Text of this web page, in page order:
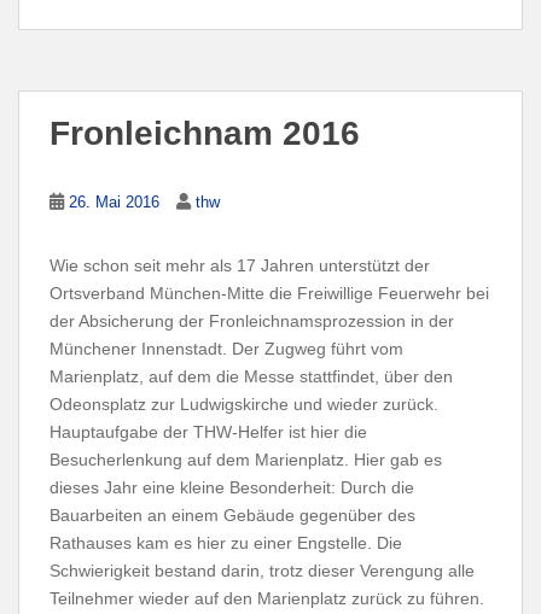
Fronleichnam 2016
26. Mai 2016 thw
Wie schon seit mehr als 17 Jahren unterstützt der
Ortsverband München-Mitte die Freiwillige Feuerwehr bei
der Absicherung der Fronleichnamsprozession in der
Münchener Innenstadt. Der Zugweg führt vom
Marienplatz, auf dem die Messe stattfindet, über den
Odeonsplatz zur Ludwigskirche und wieder zurück.
Hauptaufgabe der THW-Helfer ist hier die
Besucherlenkung auf dem Marienplatz. Hier gab es
dieses Jahr eine kleine Besonderheit: Durch die
Bauarbeiten an einem Gebäude gegenüber des
Rathauses kam es hier zu einer Engstelle. Die
Schwierigkeit bestand darin, trotz dieser Verengung alle
Teilnehmer wieder auf den Marienplatz zurück zu führen.